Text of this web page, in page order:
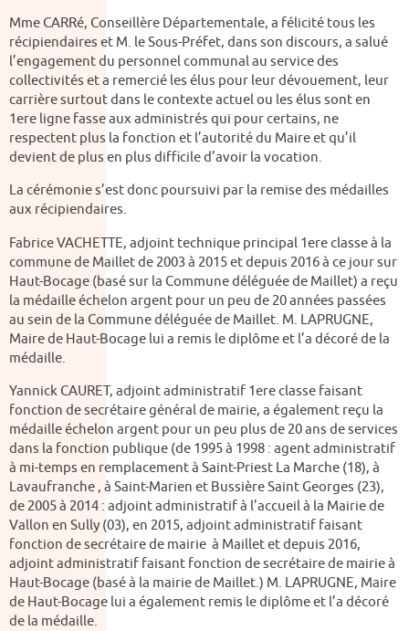
Mme CARRé, Conseillère Départementale, a félicité tous les
récipiendaires et M. le Sous-Préfet, dans son discours, a salué
l’engagement du personnel communal au service des
collectivités et a remercié les élus pour leur dévouement, leur
carrière surtout dans le contexte actuel ou les élus sont en
1ere ligne fasse aux administrés qui pour certains, ne
respectent plus la fonction et l’autorité du Maire et qu’il
devient de plus en plus difficile d’avoir la vocation.
La cérémonie s’est donc poursuivi par la remise des médailles
aux récipiendaires.
Fabrice VACHETTE, adjoint technique principal 1ere classe à la
commune de Maillet de 2003 à 2015 et depuis 2016 à ce jour sur
Haut-Bocage (basé sur la Commune déléguée de Maillet) a reçu
la médaille échelon argent pour un peu de 20 années passées
au sein de la Commune déléguée de Maillet. M. LAPRUGNE,
Maire de Haut-Bocage lui a remis le diplôme et l’a décoré de la
médaille.
Yannick CAURET, adjoint administratif 1ere classe faisant
fonction de secrétaire général de mairie, a également reçu la
médaille échelon argent pour un peu plus de 20 ans de services
dans la fonction publique (de 1995 à 1998 : agent administratif
à mi-temps en remplacement à Saint-Priest La Marche (18), à
Lavaufranche , à Saint-Marien et Bussière Saint Georges (23),
de 2005 à 2014 : adjoint administratif à l’accueil à la Mairie de
Vallon en Sully (03), en 2015, adjoint administratif faisant
fonction de secrétaire de mairie à Maillet et depuis 2016,
adjoint administratif faisant fonction de secrétaire de mairie à
Haut-Bocage (basé à la mairie de Maillet.) M. LAPRUGNE, Maire
de Haut-Bocage lui a également remis le diplôme et l’a décoré
de la médaille.